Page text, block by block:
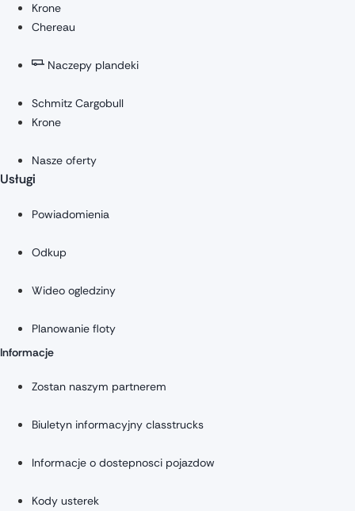
Krone
Chereau
Naczepy plandeki
Schmitz Cargobull
Krone
Nasze oferty
Usługi
Powiadomienia
Odkup
Wideo ogledziny
Planowanie floty
Informacje
Zostan naszym partnerem
Biuletyn informacyjny classtrucks
Informacje o dostepnosci pojazdow
Kody usterek